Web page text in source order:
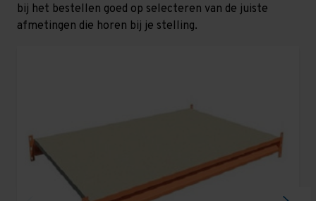
bij het bestellen goed op selecteren van de juiste
afmetingen die horen bij je stelling.